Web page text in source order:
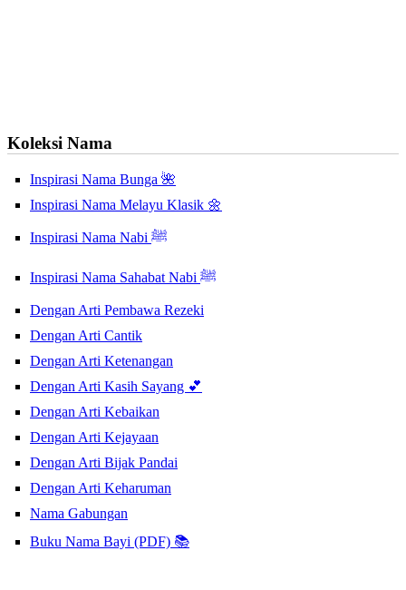
Koleksi Nama
Inspirasi Nama Bunga 🌺
Inspirasi Nama Melayu Klasik 🌼
Inspirasi Nama Nabi ﷺ
Inspirasi Nama Sahabat Nabi ﷺ
Dengan Arti Pembawa Rezeki
Dengan Arti Cantik
Dengan Arti Ketenangan
Dengan Arti Kasih Sayang 💕
Dengan Arti Kebaikan
Dengan Arti Kejayaan
Dengan Arti Bijak Pandai
Dengan Arti Keharuman
Nama Gabungan
Buku Nama Bayi (PDF) 📚